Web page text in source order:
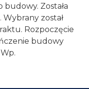
Została
został
Rozpoczęcie
budowy